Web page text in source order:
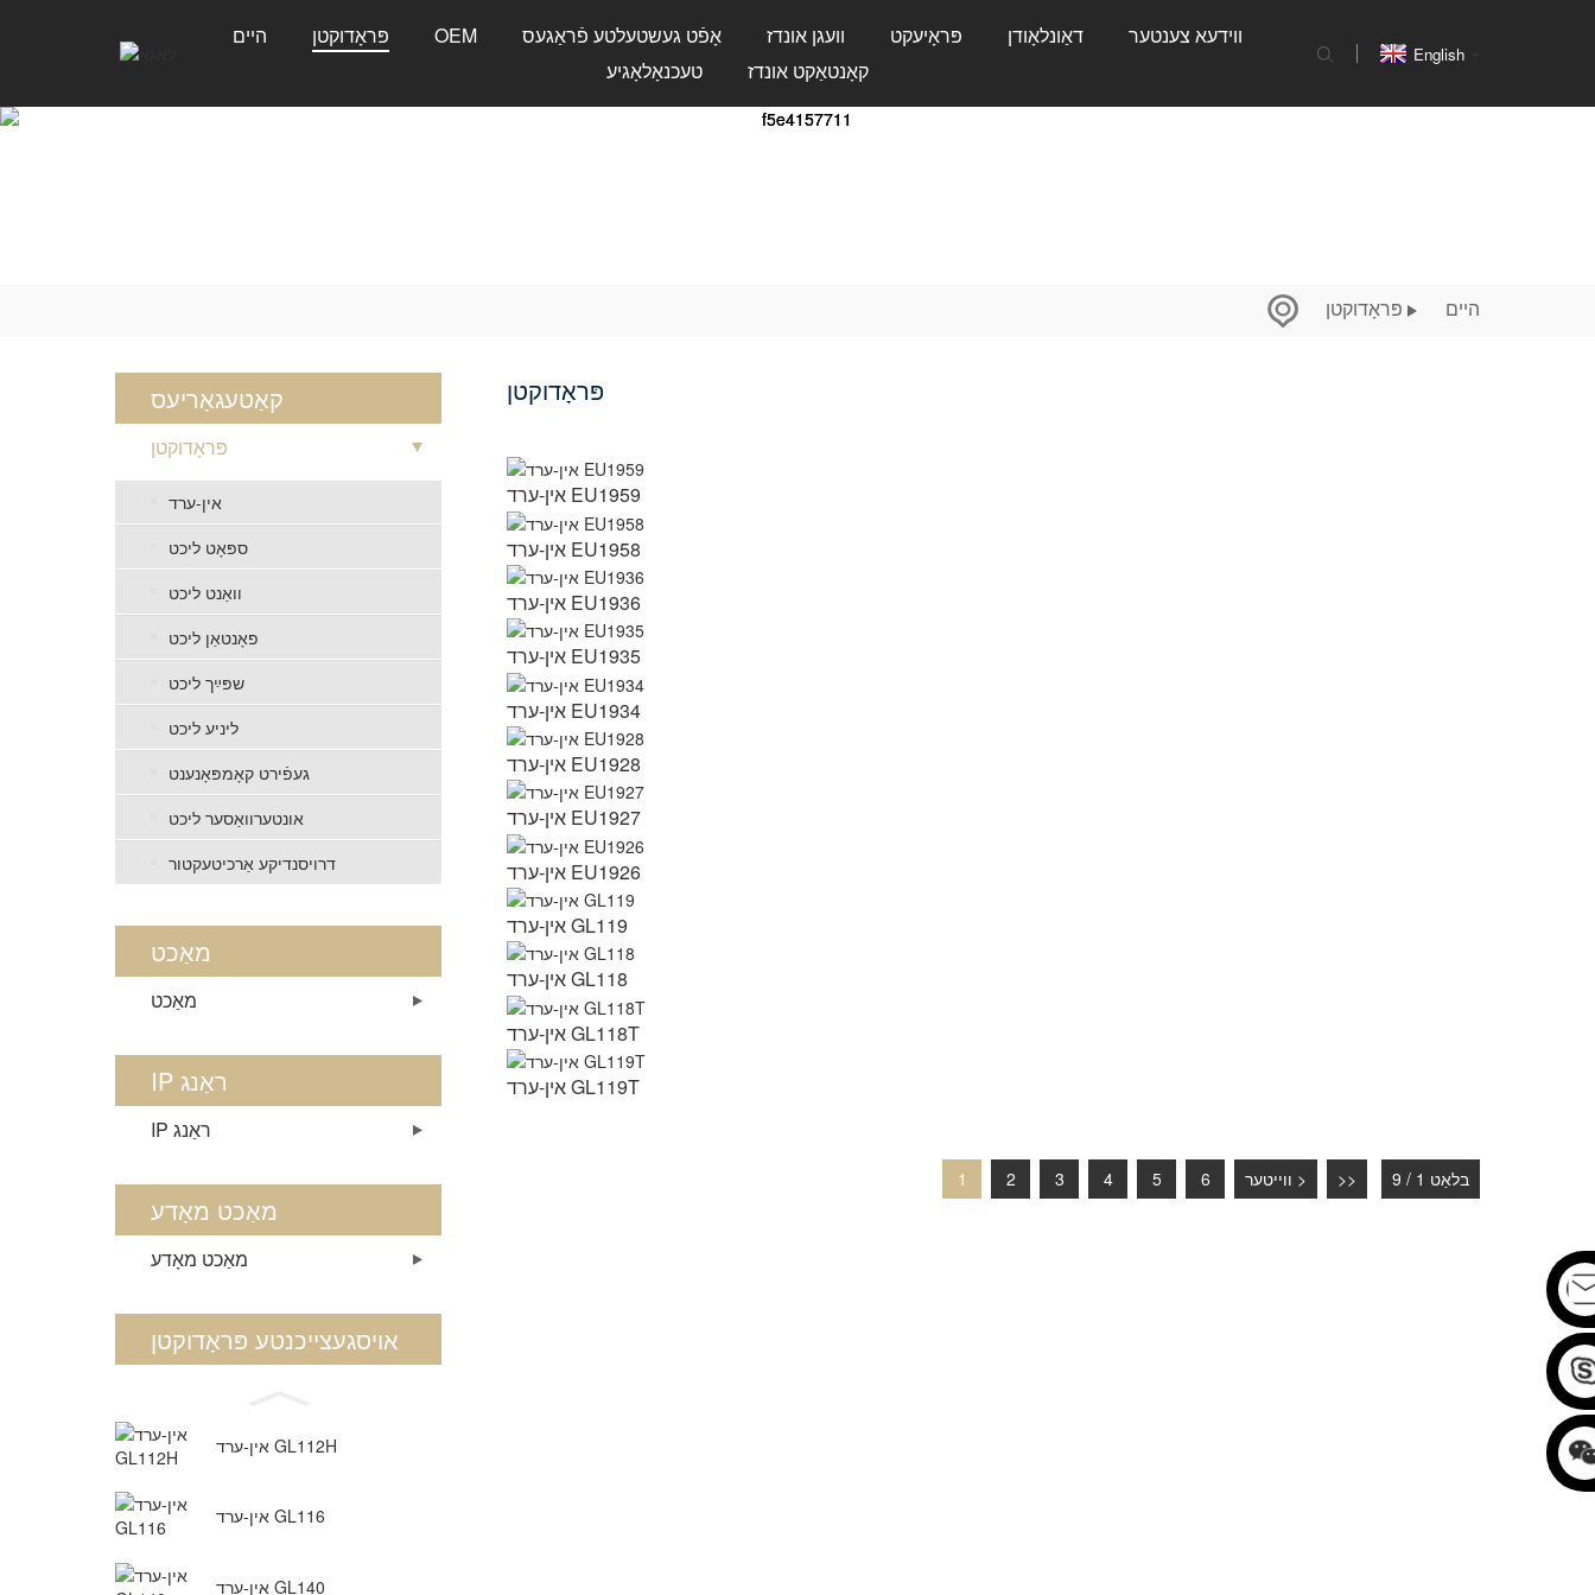
היים פּראָדוקטן OEM אָפֿט געשטעלטע פֿראַגעס וועגן אונדז פּראָיעקט דאַונלאָודן
ווידעא צענטער
טעכנאָלאָגיע
קאָנטאַקט אונדז
English
היים פּראָדוקטן
קאַטעגאָריעס
פּראָדוקטן
אין-ערד
ספּאָט ליכט
וואַנט ליכט
פאָנטאַן ליכט
שפּײַך ליכט
ליניע ליכט
געפֿירט קאָמפּאָנענט
אונטערוואַסער ליכט
דרויסנדיקע אַרכיטעקטור
מאַכט
מאַכט
IP ראַנג
IP ראַנג
מאַכט מאָדע
מאַכט מאָדע
אויסגעצייכנטע פּראָדוקטן
אין-ערד GL112H
אין-ערד GL116
אין-ערד GL140
פּראָדוקטן
אין-ערד EU1959
אין-ערד EU1958
אין-ערד EU1936
אין-ערד EU1935
אין-ערד EU1934
אין-ערד EU1928
אין-ערד EU1927
אין-ערד EU1926
אין-ערד GL119
אין-ערד GL118
אין-ערד GL118T
אין-ערד GL119T
1 2 3 4 5 6 ווייטער > >> בלאַט 1 / 9